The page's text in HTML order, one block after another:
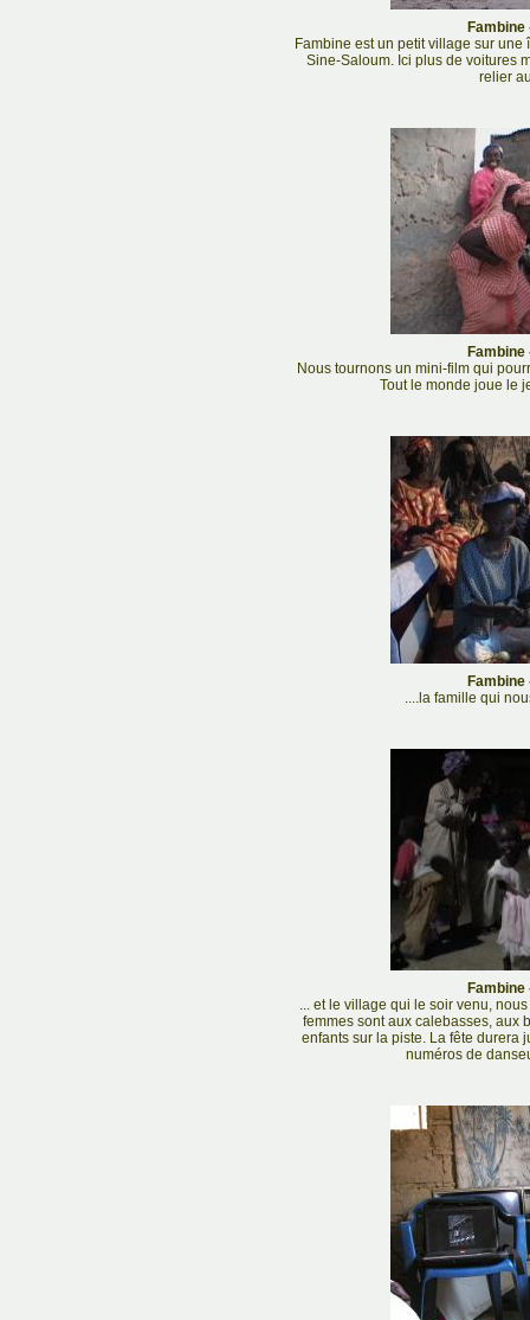
Fambine
Fambine est un petit village sur
Sine-Saloum. Ici plus de voitures
relier
Fambine
Nous tournons un mini-film qui
Tout le monde joue le
Fambine
....la famille qui
Fambine
... et le village qui le soir venu,
femmes sont aux calebasses, aux
enfants sur la piste. La fête durera
numéros de